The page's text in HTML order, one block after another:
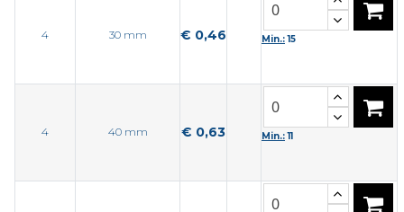
4 30 mm € 0,46 Min.:15
4 40 mm € 0,63 Min.:11